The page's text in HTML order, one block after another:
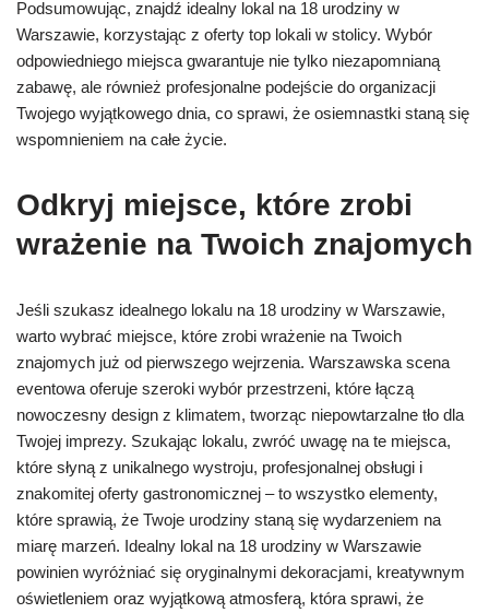
Podsumowując, znajdź idealny lokal na 18 urodziny w
Warszawie, korzystając z oferty top lokali w stolicy. Wybór
odpowiedniego miejsca gwarantuje nie tylko niezapomnianą
zabawę, ale również profesjonalne podejście do organizacji
Twojego wyjątkowego dnia, co sprawi, że osiemnastki staną się
wspomnieniem na całe życie.
Odkryj miejsce, które zrobi
wrażenie na Twoich znajomych
Jeśli szukasz idealnego lokalu na 18 urodziny w Warszawie,
warto wybrać miejsce, które zrobi wrażenie na Twoich
znajomych już od pierwszego wejrzenia. Warszawska scena
eventowa oferuje szeroki wybór przestrzeni, które łączą
nowoczesny design z klimatem, tworząc niepowtarzalne tło dla
Twojej imprezy. Szukając lokalu, zwróć uwagę na te miejsca,
które słyną z unikalnego wystroju, profesjonalnej obsługi i
znakomitej oferty gastronomicznej – to wszystko elementy,
które sprawią, że Twoje urodziny staną się wydarzeniem na
miarę marzeń. Idealny lokal na 18 urodziny w Warszawie
powinien wyróżniać się oryginalnymi dekoracjami, kreatywnym
oświetleniem oraz wyjątkową atmosferą, która sprawi, że